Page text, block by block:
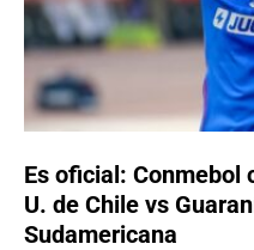
Es oficial: Conmebol
U. de Chile vs
Sudamericana